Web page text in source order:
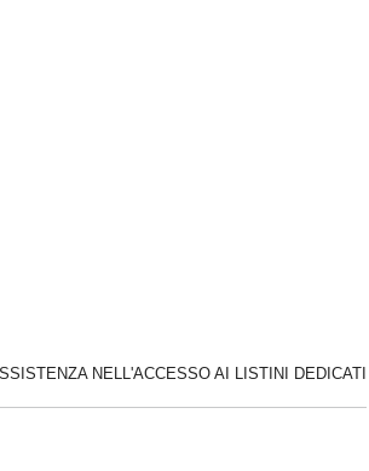
NELL'ACCESSO AI LISTINI DEDICATI